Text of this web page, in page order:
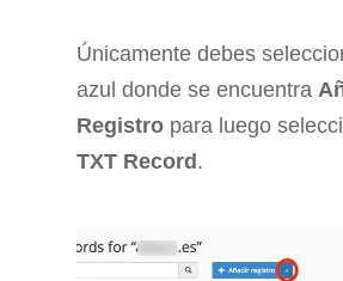
Únicamente debes
azul donde se encuentra
Registro para luego
TXT Record .